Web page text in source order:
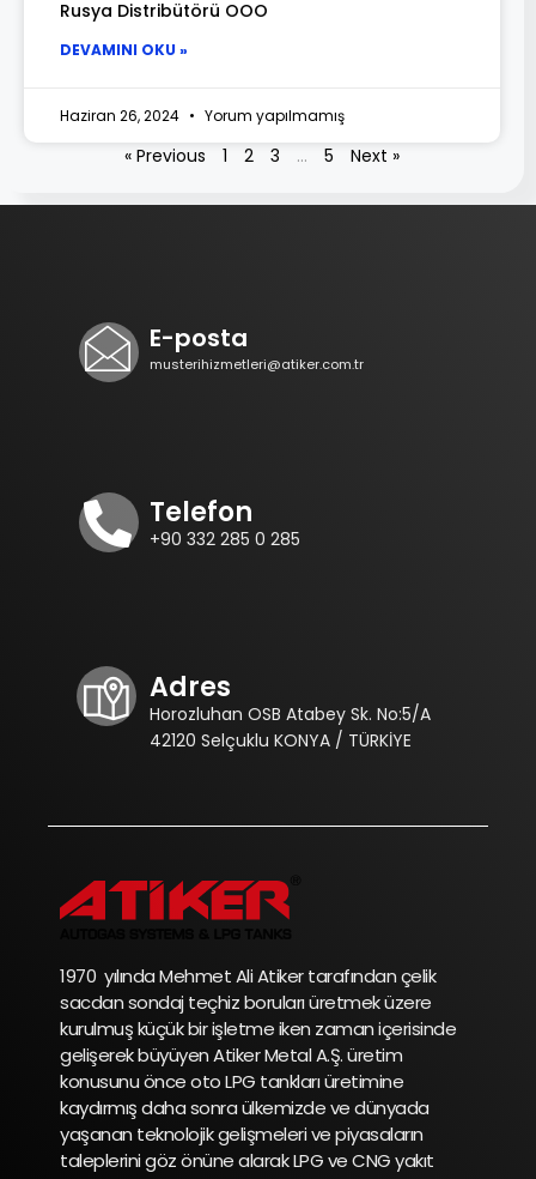
Rusya Distribütörü OOO
DEVAMINI OKU »
Haziran 26, 2024 Yorum yapılmamış
« Previous 1 2 3 … 5 Next »
E-posta
musterihizmetleri@atiker.com.tr
Telefon
+90 332 285 0 285
Adres
Horozluhan OSB Atabey Sk. No:5/A
42120 Selçuklu KONYA / TÜRKİYE
1970 yılında Mehmet Ali Atiker tarafından çelik
sacdan sondaj teçhiz boruları üretmek üzere
kurulmuş küçük bir işletme iken zaman içerisinde
gelişerek büyüyen Atiker Metal A.Ş. üretim
konusunu önce oto LPG tankları üretimine
kaydırmış daha sonra ülkemizde ve dünyada
yaşanan teknolojik gelişmeleri ve piyasaların
taleplerini göz önüne alarak LPG ve CNG yakıt